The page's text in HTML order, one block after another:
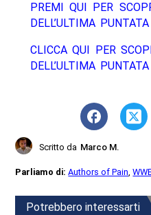
PREMI QUI PER
DELL’ULTIMA
CLICCA QUI PER
DELL’ULTIMA
Scritto da Marco M.
Parliamo di:Authors of Pain,
Potrebbero interessarti